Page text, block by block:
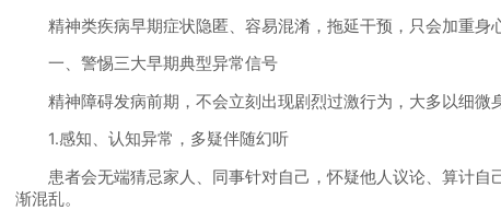
精神类疾病早期症状隐匿、容易混淆，拖延干预，只会加重身心
一、警惕三大早期典型异常信号
精神障碍发病前期，不会立刻出现剧烈过激行为，大多以细微
1.感知、认知异常，多疑伴随幻听
患者会无端猜忌家人、同事针对自己，怀疑他人议论、算计自
渐混乱。